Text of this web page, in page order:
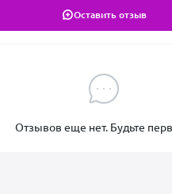
Оставить отзыв
Отзывов еще нет. Будьте